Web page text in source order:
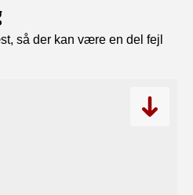
så der kan være en del fejl